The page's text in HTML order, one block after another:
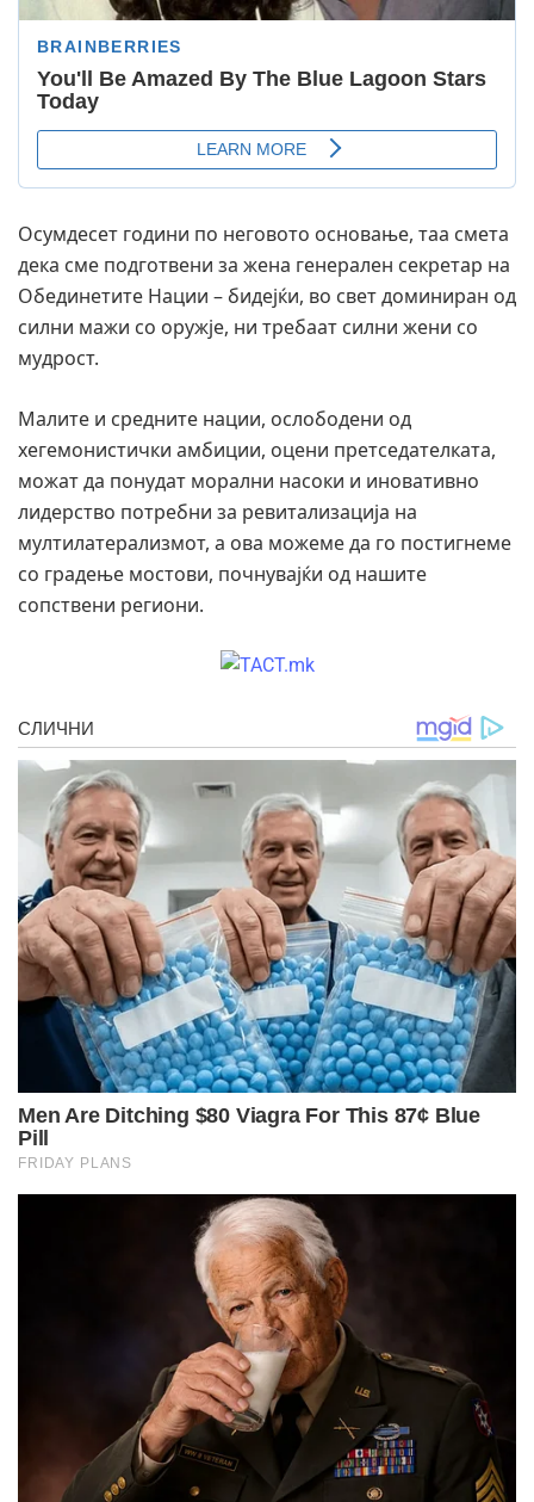
Осумдесет години по неговото основање, таа смета
дека сме подготвени за жена генерален секретар на
Обединетите Нации – бидејќи, во свет доминиран од
силни мажи со оружје, ни требаат силни жени со
мудрост.
Малите и средните нации, ослободени од
хегемонистички амбиции, оцени претседателката,
можат да понудат морални насоки и иновативно
лидерство потребни за ревитализација на
мултилатерализмот, а ова можеме да го постигнеме
со градење мостови, почнувајќи од нашите
сопствени региони.